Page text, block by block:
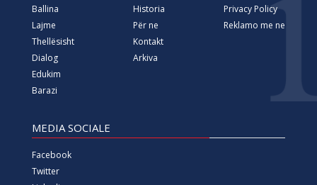
Ballina
Lajme
Thellësisht
Dialog
Edukim
Barazi
Historia
Për ne
Kontakt
Arkiva
Privacy Policy
Reklamo me ne
MEDIA SOCIALE
Facebook
Twitter